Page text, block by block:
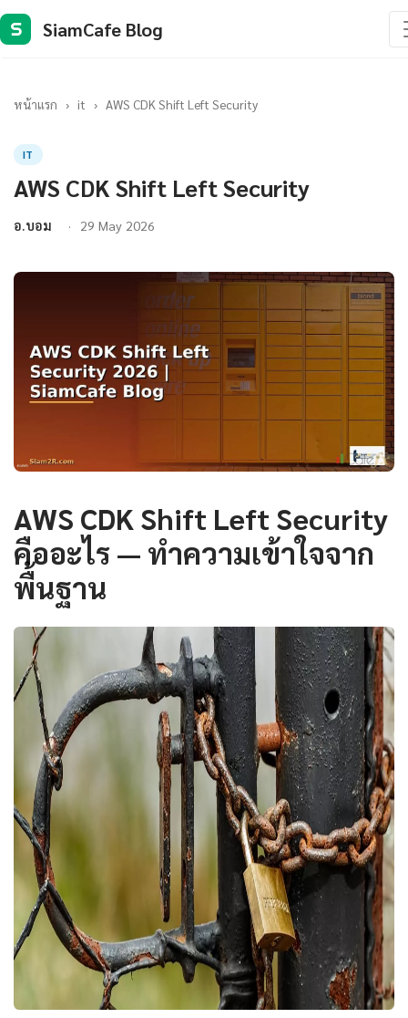
S SiamCafe Blog
หน้าแรก › it › AWS CDK Shift Left Security
IT
AWS CDK Shift Left Security
อ.บอม 29 May 2026
AWS CDK Shift Left Security
คืออะไร — ทำความเข้าใจจาก
พื้นฐาน